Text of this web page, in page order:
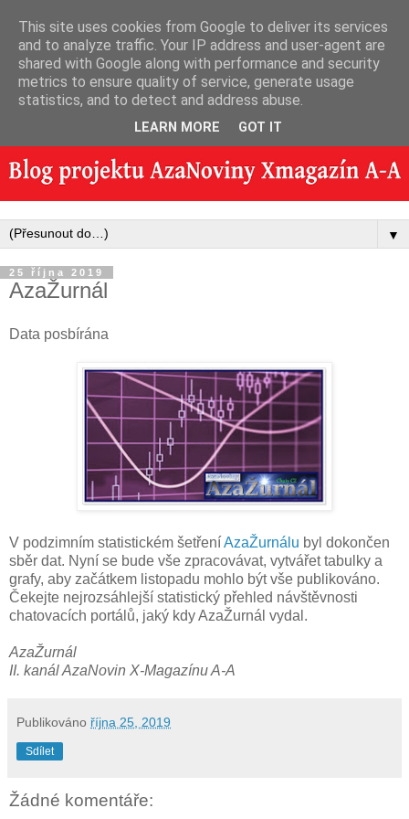
▼
25 října 2019
AzaŽurnál
Data posbírána
V podzimním statistickém šetřeníAzaŽurnálu byl dokončen
sběr dat. Nyní se bude vše zpracovávat, vytvářet tabulky a
grafy, aby začátkem listopadu mohlo být vše publikováno.
Čekejte nejrozsáhlejší statistický přehled návštěvnosti
chatovacích portálů, jaký kdy AzaŽurnál vydal.
AzaŽurnál
II. kanál AzaNovin X-Magazínu A-A
Publikováno října 25, 2019
Sdílet
Žádné komentáře:
This site uses cookies from Google to deliver its services
and to analyze traffic. Your IP address and user-agent are
shared with Google along with performance and security
metrics to ensure quality of service, generate usage
statistics, and to detect and address abuse.
LEARN MORE GOT IT